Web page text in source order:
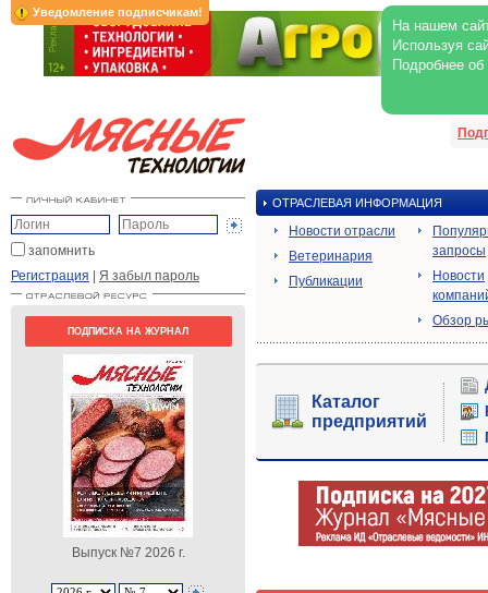
Уведомление подписчикам!
На нашем
Используя
Подробнее
запомнить
Регистрация | Я забыл пароль
ПОДПИСКА НА ЖУРНАЛ
Выпуск №7 2026 г.
ОТРАСЛЕВАЯ ИНФОРМАЦИЯ
Новости отрасли
Ветеринария
Публикации
запросы
Новости
Обзор
Каталог
предприятий